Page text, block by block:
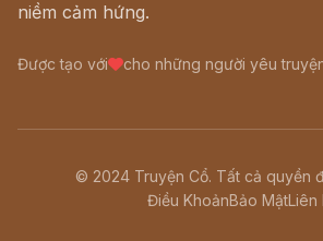
niềm cảm hứng.
Được tạo với cho những người yêu
© 2024 Truyện Cổ. Tất cả quyền
Điều KhoảnBảo MậtLiên